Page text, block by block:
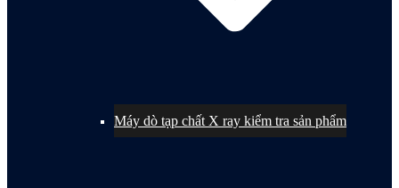
Máy dò tạp chất X ray kiểm tra sản phẩm